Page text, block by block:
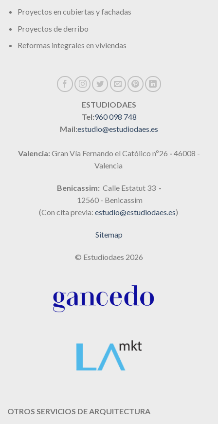
Proyectos en cubiertas y fachadas
Proyectos de derribo
Reformas integrales en viviendas
ESTUDIODAES
Tel:960 098 748
Mail:estudio@estudiodaes.es
Valencia: Gran Vía Fernando el Católico nº26 - 46008 -
Valencia
Benicassim: Calle Estatut 33 -
12560 - Benicassim
(Con cita previa: estudio@estudiodaes.es)
Sitemap
© Estudiodaes 2026
OTROS SERVICIOS DE ARQUITECTURA